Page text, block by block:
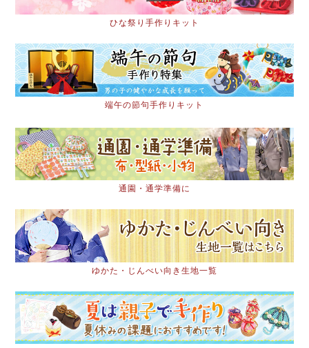
ひな祭り手作りキット
端午の節句手作りキット
通園・通学準備に
ゆかた・じんべい向き生地一覧